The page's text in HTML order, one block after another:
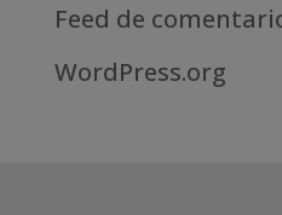
Feed de
WordPress.org